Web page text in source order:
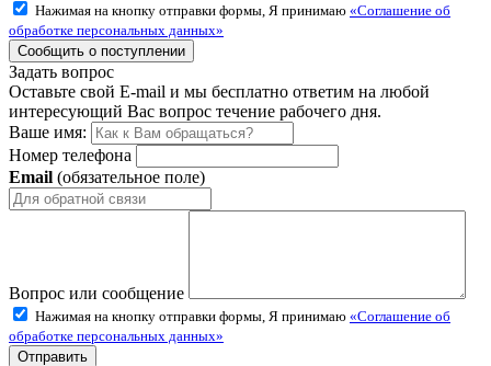
Нажимая на кнопку отправки формы, Я принимаю «Соглашение об
обработке персональных данных»
Задать вопрос
Оставьте свой E-mail и мы бесплатно ответим на любой
интересующий Вас вопрос течение рабочего дня.
Ваше имя:
Номер телефона
Email (обязательное поле)
Вопрос или сообщение
Нажимая на кнопку отправки формы, Я принимаю «Соглашение об
обработке персональных данных»